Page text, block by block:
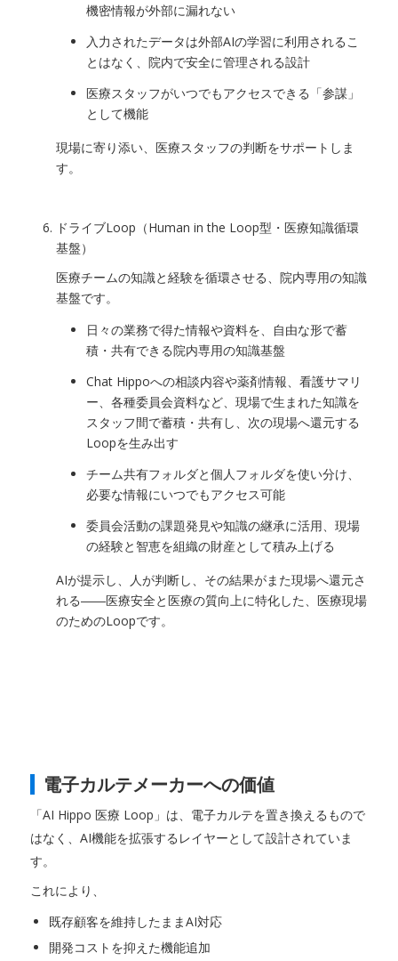
機密情報が外部に漏れない
入力されたデータは外部AIの学習に利用されるこ
とはなく、院内で安全に管理される設計
医療スタッフがいつでもアクセスできる「参謀」
として機能
現場に寄り添い、医療スタッフの判断をサポートしま
す。
ドライブLoop（Human in the Loop型・医療知識循環
基盤）
医療チームの知識と経験を循環させる、院内専用の知識
基盤です。
日々の業務で得た情報や資料を、自由な形で蓄
積・共有できる院内専用の知識基盤
Chat Hippoへの相談内容や薬剤情報、看護サマリ
ー、各種委員会資料など、現場で生まれた知識を
スタッフ間で蓄積・共有し、次の現場へ還元する
Loopを生み出す
チーム共有フォルダと個人フォルダを使い分け、
必要な情報にいつでもアクセス可能
委員会活動の課題発見や知識の継承に活用、現場
の経験と智恵を組織の財産として積み上げる
AIが提示し、人が判断し、その結果がまた現場へ還元さ
れる――医療安全と医療の質向上に特化した、医療現場
のためのLoopです。
電子カルテメーカーへの価値
「AI Hippo 医療 Loop」は、電子カルテを置き換えるもので
はなく、AI機能を拡張するレイヤーとして設計されていま
す。
これにより、
既存顧客を維持したままAI対応
開発コストを抑えた機能追加